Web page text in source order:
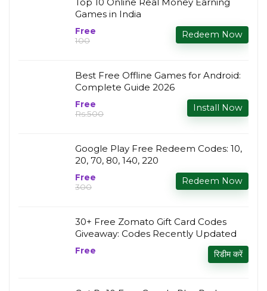
Games in India
Free
₹100
Redeem Now
Best Free Offline Games for Android:
Complete Guide 2026
Free
Rs.500
Install Now
Google Play Free Redeem Codes: ₹10,
20, 70, 80, 140, 220
Free
₹300
Redeem Now
30+ Free Zomato Gift Card Codes
Giveaway: Codes Recently Updated
Free रिडीम करें